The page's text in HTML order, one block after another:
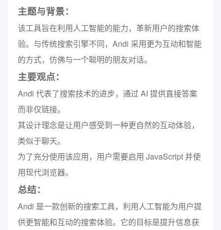
主题与背景：
该工具旨在利用人工智能的能力，革新用户的搜索体
验。与传统搜索引擎不同，Andi 采用更为互动和智能
的方式，仿佛与一个聪明的朋友对话。
主要观点：
Andi 代表了搜索技术的进步，通过 AI 提供直接答案
而非仅链接。
其设计理念是让用户感受到一种更自然的互动体验，
类似于聊天。
为了充分使用该应用，用户需要启用 JavaScript 并使
用现代浏览器。
总结：
Andi 是一款创新的搜索工具，利用人工智能为用户提
供更智能和互动的搜索体验。它的目标是提升信息获